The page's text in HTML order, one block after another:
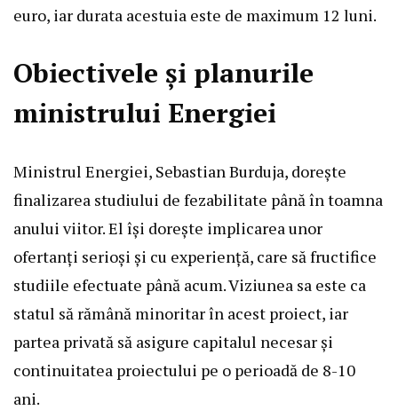
euro, iar durata acestuia este de maximum 12 luni.
Obiectivele și planurile
ministrului Energiei
Ministrul Energiei, Sebastian Burduja, dorește
finalizarea studiului de fezabilitate până în toamna
anului viitor. El își dorește implicarea unor
ofertanți serioși și cu experiență, care să fructifice
studiile efectuate până acum. Viziunea sa este ca
statul să rămână minoritar în acest proiect, iar
partea privată să asigure capitalul necesar și
continuitatea proiectului pe o perioadă de 8-10
ani.